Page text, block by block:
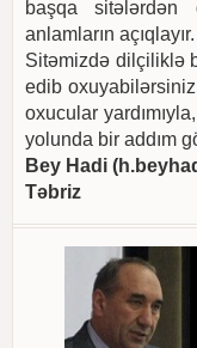
başqa sitələrdən
anlamların açıqlayır.
Sitəmizdə dilçiliklə
edib
oxucular
yolunda bir addım
Bey Hadi (
Təbriz